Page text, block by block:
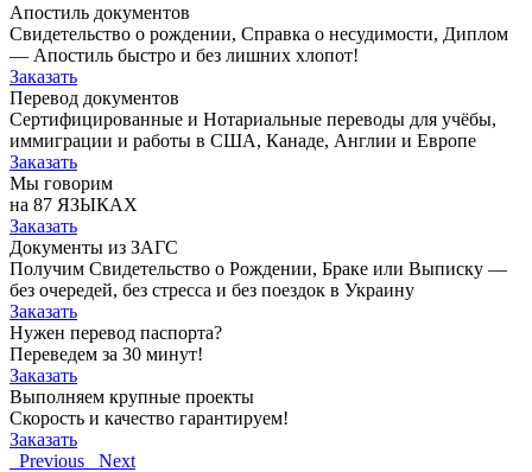
Апостиль документов
Свидетельство о рождении, Справка о несудимости, Диплом
— Апостиль быстро и без лишних хлопот!
Заказать
Перевод документов
Сертифицированные и Нотариальные переводы для учёбы,
иммиграции и работы в США, Канаде, Англии и Европе
Заказать
Мы говорим
на 87 ЯЗЫКАХ
Заказать
Документы из ЗАГС
Получим Свидетельство о Рождении, Браке или Выписку —
без очередей, без стресса и без поездок в Украину
Заказать
Нужен перевод паспорта?
Переведем за 30 минут!
Заказать
Выполняем крупные проекты
Скорость и качество гарантируем!
Заказать
Previous
Next